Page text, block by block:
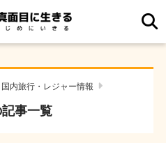
国内旅行・レジャー情報
記事一覧